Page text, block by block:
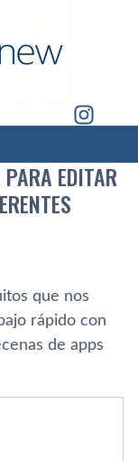
EDITAR
que nos
rápido con
de apps